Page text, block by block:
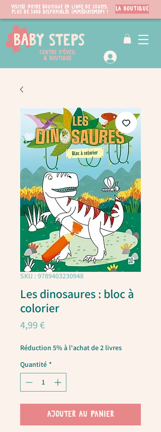
Visitez notre boutique en ligne de jouets.
PLUS de 3000 disponibles immédiatement !
LA BOUTIQUE
SKU : 9789403230948
Les dinosaures : bloc à
colorier
4,99 €Prix
Réduction 5% à l'achat de 2 livres
Quantité *
AJOUTER AU PANIER